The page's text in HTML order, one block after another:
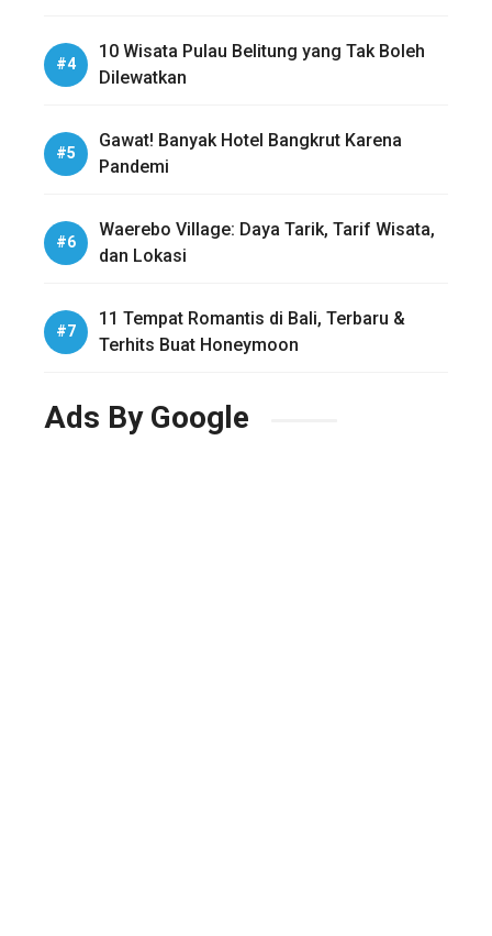
10 Wisata Pulau Belitung yang Tak Boleh
Dilewatkan
Gawat! Banyak Hotel Bangkrut Karena
Pandemi
Waerebo Village: Daya Tarik, Tarif Wisata,
dan Lokasi
11 Tempat Romantis di Bali, Terbaru &
Terhits Buat Honeymoon
Ads By Google